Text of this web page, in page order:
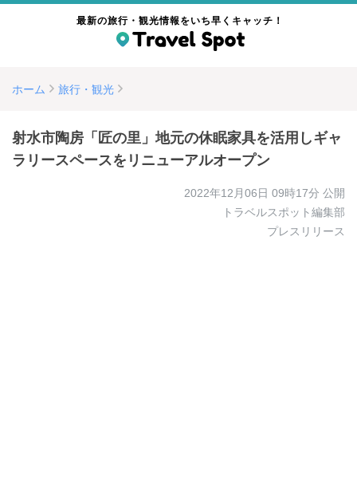
最新の旅行・観光情報をいち早くキャッチ！
ホーム 旅行・観光
射水市陶房「匠の里」地元の休眠家具を活用しギャ
ラリースペースをリニューアルオープン
2022年12月06日 09時17分 公開
トラベルスポット編集部
プレスリリース